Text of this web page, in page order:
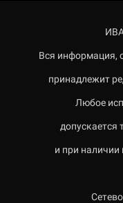
Вся информация,
принадлежит
Любое
допускается
и при наличии